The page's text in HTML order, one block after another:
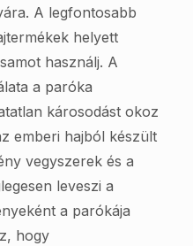
A legfontosabb
helyett
használj. A
a paróka
károsodást okoz
emberi hajból készült
vegyszerek és a
leveszi a
a parókája
hogy